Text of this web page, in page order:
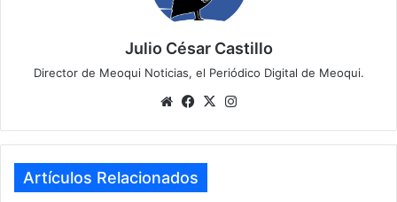
Julio César Castillo
Director de Meoqui Noticias, el Periódico Digital de Meoqui.
We
te
Fa
bo
ok
X
ra
Artículos Relacionados